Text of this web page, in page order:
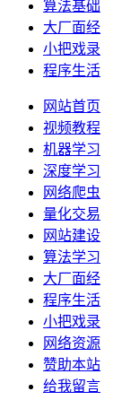
算法基础
大厂面经
小把戏录
程序生活
网站首页
视频教程
机器学习
深度学习
网络爬虫
量化交易
网站建设
算法学习
大厂面经
程序生活
小把戏录
网络资源
赞助本站
给我留言